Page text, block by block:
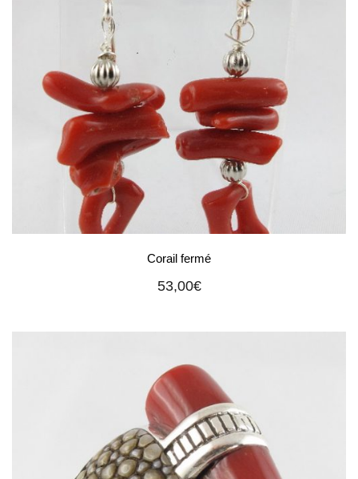
Corail fermé
53,00€